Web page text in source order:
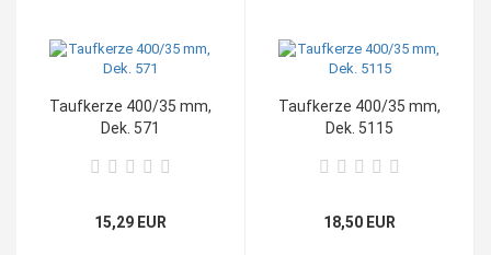
Taufkerze 400/35 mm,
Dek. 571
15,29 EUR
Taufkerze 400/35 mm,
Dek. 5115
18,50 EUR